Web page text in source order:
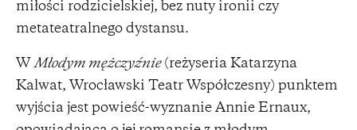
miłości rodzicielskiej, bez nuty ironii czy
metateatralnego dystansu.
W Młodym mężczyźnie(reżyseria Katarzyna
Kalwat, Wrocławski Teatr Współczesny) punktem
wyjścia jest powieść-wyznanie Annie Ernaux,